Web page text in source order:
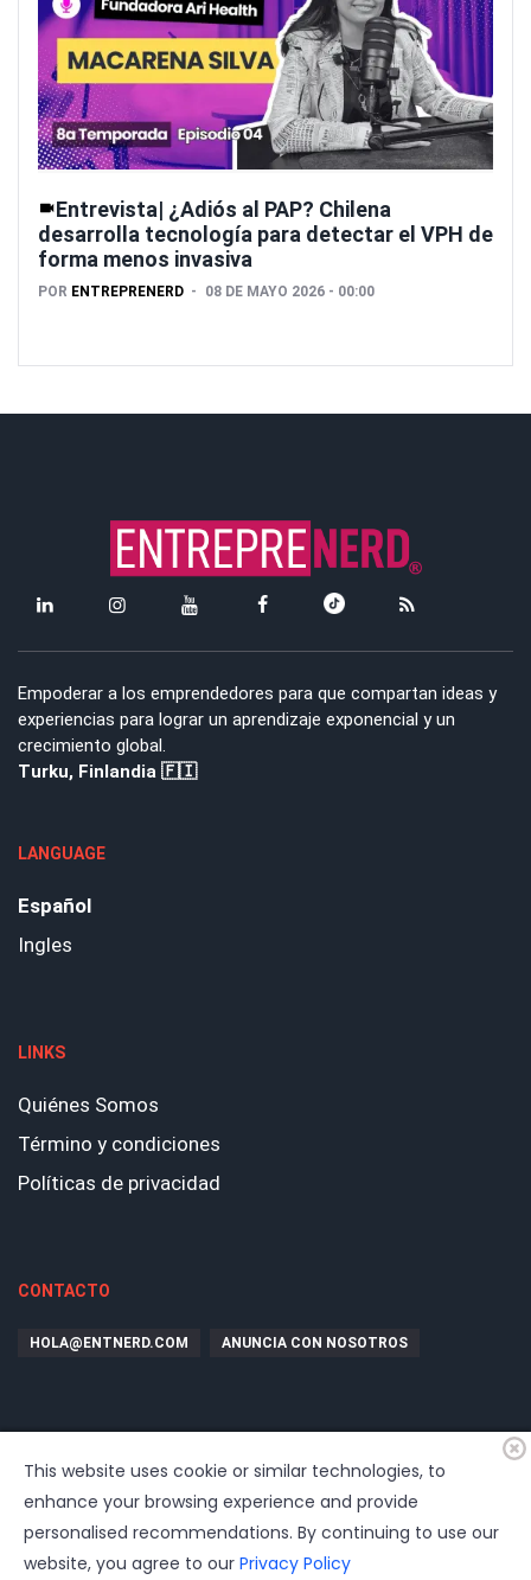
Entrevista| ¿Adiós al PAP? Chilena
desarrolla tecnología para detectar el VPH de
forma menos invasiva
POR ENTREPRENERD 08 DE MAYO 2026 - 00:00
Empoderar a los emprendedores para que compartan ideas y
experiencias para lograr un aprendizaje exponencial y un
crecimiento global.
Turku, Finlandia 🇫🇮
LANGUAGE
Español
Ingles
LINKS
Quiénes Somos
Término y condiciones
Políticas de privacidad
CONTACTO
HOLA@ENTNERD.COM ANUNCIA CON NOSOTROS
This website uses cookie or similar technologies, to
enhance your browsing experience and provide
personalised recommendations. By continuing to use our
website, you agree to our Privacy Policy